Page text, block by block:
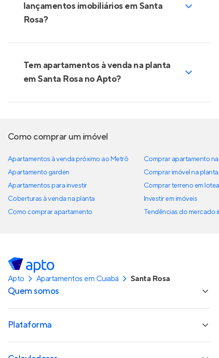
lançamentos imobiliários em Santa
Rosa?
Tem apartamentos à venda na planta
em Santa Rosa no Apto?
Como comprar um imóvel
Apartamentos à venda próximo ao Metrô
Apartamento garden
Apartamentos para investir
Coberturas à venda na planta
Como comprar apartamento
Comprar apartamento
Comprar imóvel na planta
Comprar terreno em
Investir em imóveis
Tendências do mercado
Apto Apartamentos em Cuiabá Santa Rosa
Quem somos
Plataforma